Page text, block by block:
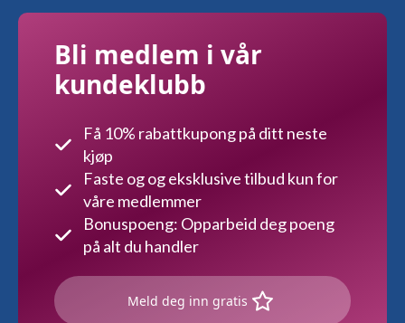
Bli medlem i vår
kundeklubb
Få 10% rabattkupong på ditt neste
kjøp
Faste og og eksklusive tilbud kun for
våre medlemmer
Bonuspoeng: Opparbeid deg poeng
på alt du handler
Meld deg inn gratis